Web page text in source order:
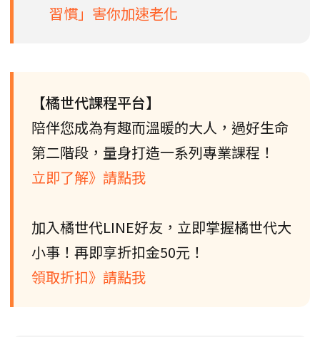
習慣」害你加速老化
【橘世代課程平台】
陪伴您成為有趣而溫暖的大人，過好生命
第二階段，量身打造一系列專業課程！
立即了解》請點我
加入橘世代LINE好友，立即掌握橘世代大
小事！再即享折扣金50元！
領取折扣》請點我